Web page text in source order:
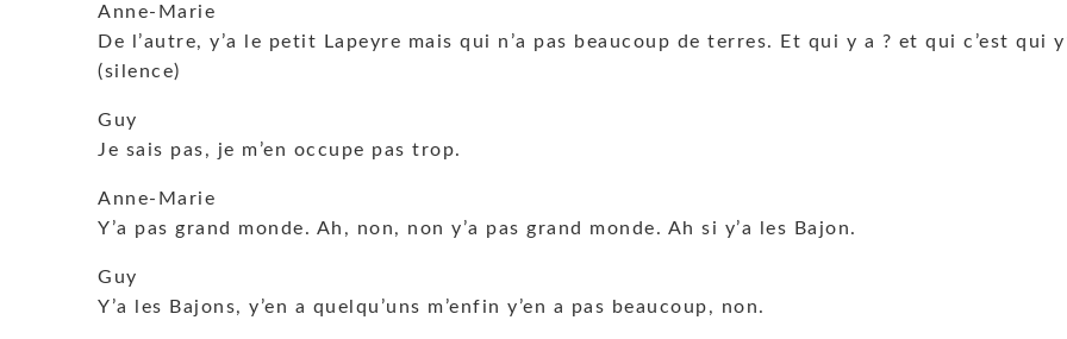
Anne-Marie
De l’autre, y’a le petit Lapeyre mais qui n’a pas beaucoup de terres. Et qui y a ? et qui c’est qui
(silence)
Guy
Je sais pas, je m’en occupe pas trop.
Anne-Marie
Y’a pas grand monde. Ah, non, non y’a pas grand monde. Ah si y’a les Bajon.
Guy
Y’a les Bajons, y’en a quelqu’uns m’enfin y’en a pas beaucoup, non.